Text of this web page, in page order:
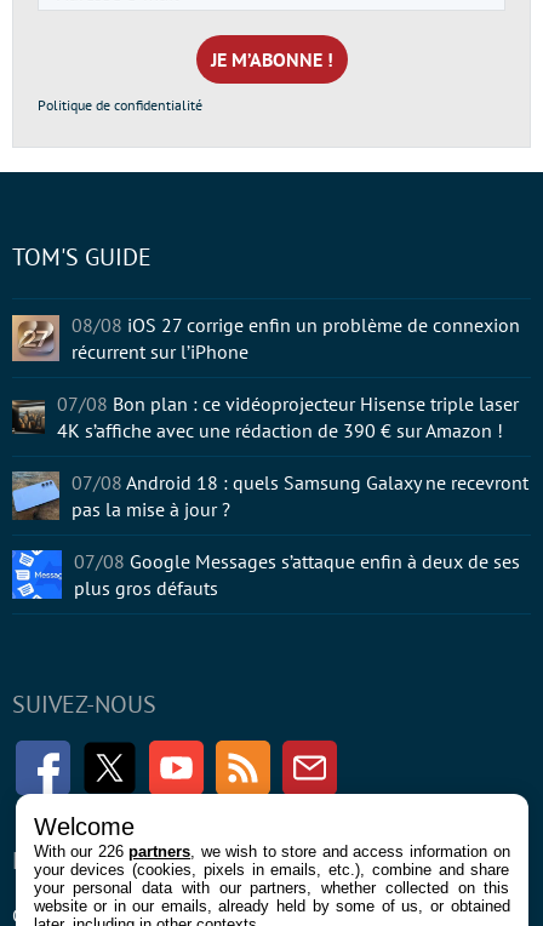
e-
mail
*
Politique de confidentialité
SUIVEZ-NOUS
FacebookTwitter Youtube RSS Newsletter
ENTREPRISE
Confidentialité et Cookies
À PROPOS
Contact
TOM'S GUIDE
08/08 iOS 27 corrige enfin un problème de connexion
récurrent sur l’iPhone
07/08 Bon plan : ce vidéoprojecteur Hisense triple laser
4K s’affiche avec une rédaction de 390 € sur Amazon !
07/08 Android 18 : quels Samsung Galaxy ne recevront
pas la mise à jour ?
07/08 Google Messages s’attaque enfin à deux de ses
plus gros défauts
Welcome
With our 226partners , we wish to store and access information on
your devices (cookies, pixels in emails, etc.), combine and share
your personal data with our partners, whether collected on this
website or in our emails, already held by some of us, or obtained